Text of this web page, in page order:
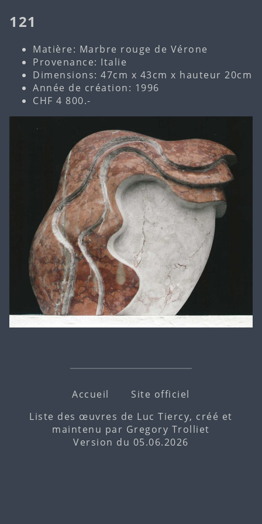
121
Matière: Marbre rouge de Vérone
Provenance: Italie
Dimensions: 47cm x 43cm x hauteur 20cm
Année de création: 1996
CHF 4 800.-
Accueil
Site officiel
Liste des œuvres de Luc Tiercy, créé et
maintenu par Gregory Trolliet
Version du 05.06.2026